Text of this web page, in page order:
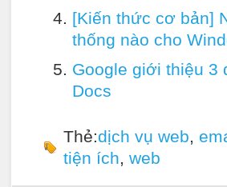
[Kiến thức cơ bản]
thống nào cho
Google giới thiệu 3
Docs
Thẻ:dịch vụ web,
tiện ích, web